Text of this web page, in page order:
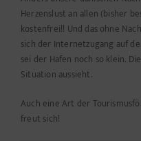
Herzenslust an allen (bisher
kostenfrei!! Und das ohne
sich der Internetzugang auf
sei der Hafen noch so klein. Die
Situation aussieht.
Auch eine Art der
freut sich!